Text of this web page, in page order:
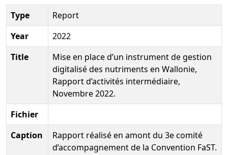
Type
Report
Year
2022
Title
Mise en place d’un instrument de gestion
digitalisé des nutriments en Wallonie,
Rapport d’activités intermédiaire,
Novembre 2022.
Fichier
Caption
Rapport réalisé en amont du 3e comité
d’accompagnement de la Convention FaST.